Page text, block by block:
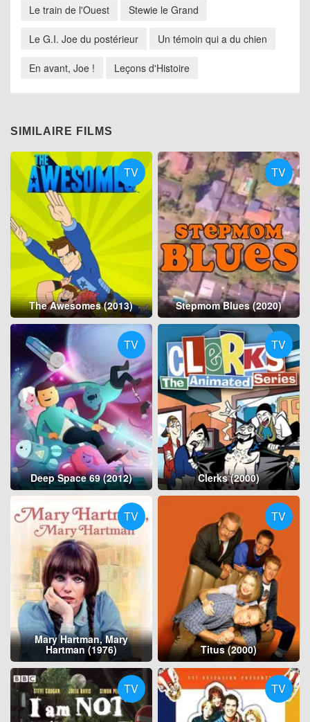
Le train de l'Ouest Stewie le Grand
Le G.I. Joe du postérieur Un témoin qui a du chien
En avant, Joe ! Leçons d'Histoire
SIMILAIRE FILMS
TV
The Awesomes (2013)
TV
Stepmom Blues (2020)
TV
Deep Space 69 (2012)
TV
Clerks (2000)
TV
Mary Hartman, Mary
Hartman (1976)
TV
Titus (2000)
TV TV